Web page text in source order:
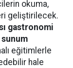
okuma,
geliştirilecek.
gastronomi
eğitimlerle
hale